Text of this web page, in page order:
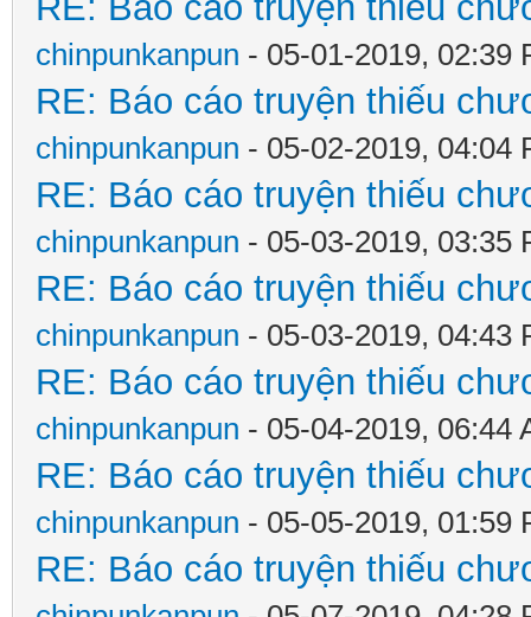
chinpunkanpun - 05-01-2019, 02:39
RE: Báo cáo truyện thiếu
chinpunkanpun - 05-02-2019, 04:04
RE: Báo cáo truyện thiếu
chinpunkanpun - 05-03-2019, 03:35
RE: Báo cáo truyện thiếu
chinpunkanpun - 05-03-2019, 04:43
RE: Báo cáo truyện thiếu
chinpunkanpun - 05-04-2019, 06:44
RE: Báo cáo truyện thiếu
chinpunkanpun - 05-05-2019, 01:59
RE: Báo cáo truyện thiếu